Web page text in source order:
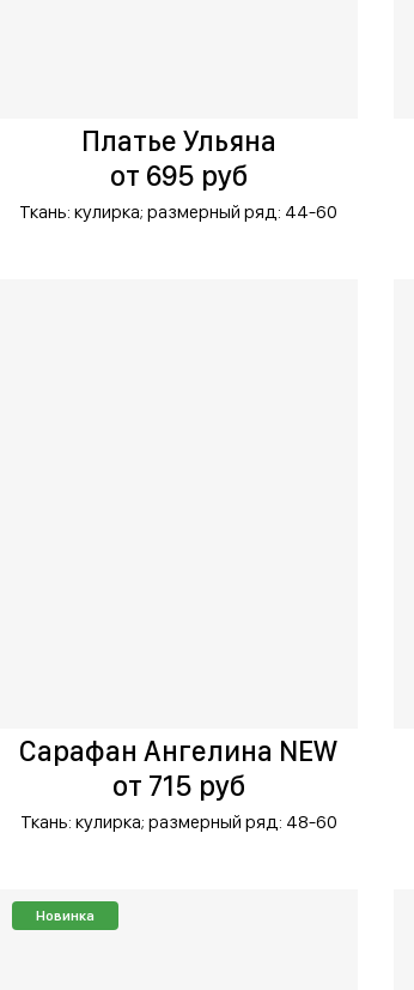
Платье Ульяна
от 695 руб
Ткань: кулирка; размерный ряд: 44-60
Сарафан Ангелина NEW
от 715 руб
Ткань: кулирка; размерный ряд: 48-60
Новинка